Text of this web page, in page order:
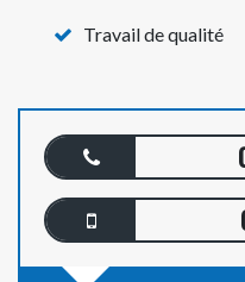
Travail de qualité